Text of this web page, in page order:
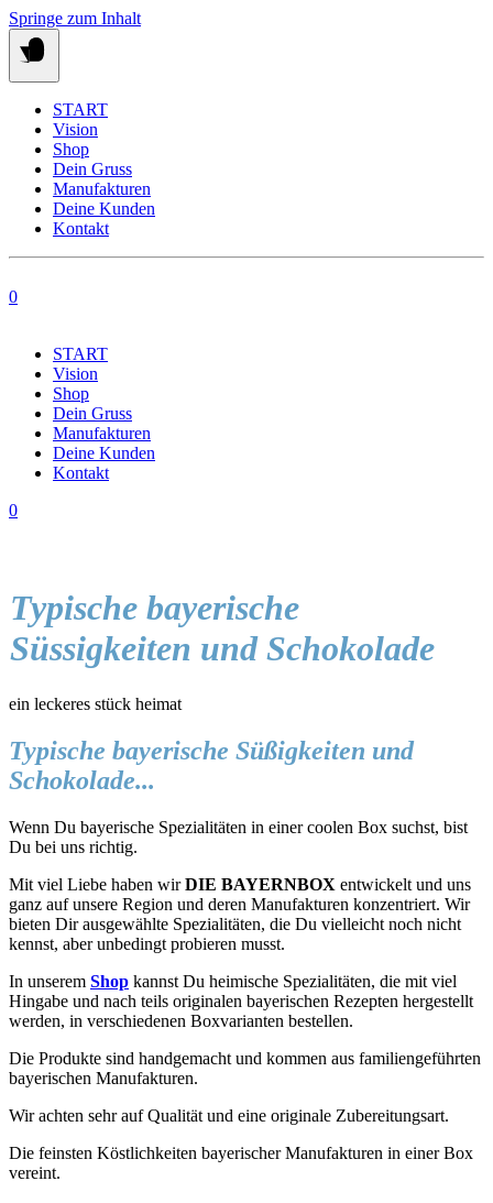
Springe zum Inhalt
START
Vision
Shop
Dein Gruss
Manufakturen
Deine Kunden
Kontakt
0
START
Vision
Shop
Dein Gruss
Manufakturen
Deine Kunden
Kontakt
0
Typische bayerische
Süssigkeiten und Schokolade
ein leckeres stück heimat
Typische bayerische Süßigkeiten und
Schokolade...
Wenn Du bayerische Spezialitäten in einer coolen Box suchst, bist
Du bei uns richtig.
Mit viel Liebe haben wirDIE BAYERNBOX entwickelt und uns
ganz auf unsere Region und deren Manufakturen konzentriert. Wir
bieten Dir ausgewählte Spezialitäten, die Du vielleicht noch nicht
kennst, aber unbedingt probieren musst.
In unserem Shop kannst Du heimische Spezialitäten, die mit viel
Hingabe und nach teils originalen bayerischen Rezepten hergestellt
werden, in verschiedenen Boxvarianten bestellen.
Die Produkte sind handgemacht und kommen aus familiengeführten
bayerischen Manufakturen.
Wir achten sehr auf Qualität und eine originale Zubereitungsart.
Die feinsten Köstlichkeiten bayerischer Manufakturen in einer Box
vereint.